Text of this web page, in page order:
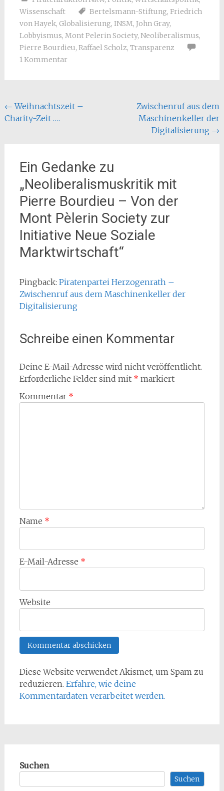
Wissenschaft
Bertelsmann-Stiftung, Friedrich
von Hayek, Globalisierung, INSM, John Gray,
Lobbyismus, Mont Pelerin Society, Neoliberalismus,
Pierre Bourdieu, Raffael Scholz, Transparenz
1 Kommentar
Beitragsnavigation
← Weihnachtszeit –
Charity-Zeit ….
Zwischenruf aus dem
Maschinenkeller der
Digitalisierung →
Ein Gedanke zu
„Neoliberalismuskritik mit
Pierre Bourdieu – Von der
Mont Pèlerin Society zur
Initiative Neue Soziale
Marktwirtschaft“
Pingback: Piratenpartei Herzogenrath –
Zwischenruf aus dem Maschinenkeller der
Digitalisierung
Schreibe einen Kommentar
Deine E-Mail-Adresse wird nicht veröffentlicht.
Erforderliche Felder sind mit * markiert
Kommentar *
Name *
E-Mail-Adresse *
Website
Diese Website verwendet Akismet, um Spam zu
reduzieren. Erfahre, wie deine
Kommentardaten verarbeitet werden.
Suchen
Suchen